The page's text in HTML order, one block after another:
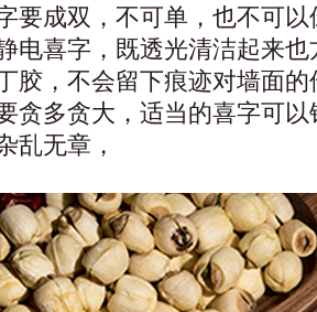
要成双，不可单，也不可
电喜字，既透光清洁起来也
胶 ，不会留下痕迹对墙面
贪多贪大，适当的喜字可
乱无章，